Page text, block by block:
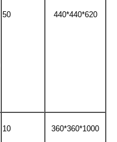
50 440*440*620
10 360*360*1000